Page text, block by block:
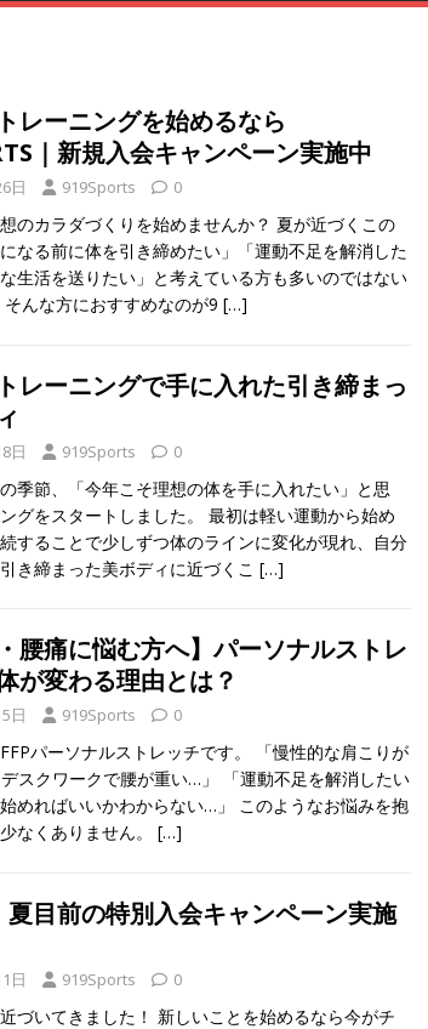
レーニングを始めるなら
｜新規入会キャンペーン実施中
日 919Sports 0
のカラダづくりを始めませんか？ 夏が近づくこの
なる前に体を引き締めたい」「運動不足を解消した
生活を送りたい」と考えている方も多いのではない
んな方におすすめなのが9 […]
レーニングで手に入れた引き締まっ
日 919Sports 0
季節、「今年こそ理想の体を手に入れたい」と思
グをスタートしました。 最初は軽い運動から始め
することで少しずつ体のラインに変化が現れ、自分
き締まった美ボディに近づくこ […]
・腰痛に悩む方へ】パーソナルストレ
が変わる理由とは？
日 919Sports 0
パーソナルストレッチです。 「慢性的な肩こりが
スクワークで腰が重い…」 「運動不足を解消したい
めればいいかわからない…」 このようなお悩みを抱
なくありません。 […]
夏目前の特別入会キャンペーン実施
日 919Sports 0
づいてきました！ 新しいことを始めるなら今がチ